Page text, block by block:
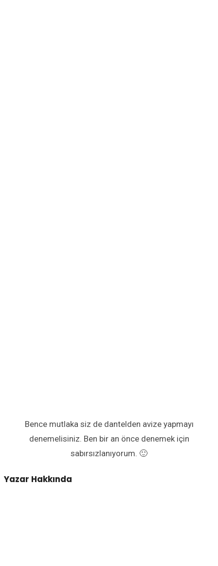
Bence mutlaka siz de dantelden avize yapmayı
denemelisiniz. Ben bir an önce denemek için
sabırsızlanıyorum. 🙂
Yazar Hakkında